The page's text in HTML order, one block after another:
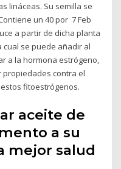
lináceas. Su semilla se
un 40 por 7 Feb
a partir de dicha planta
cual se puede añadir al
a la hormona estrógeno,
contra el
fitoestrógenos.
aceite de
a su
mejor salud